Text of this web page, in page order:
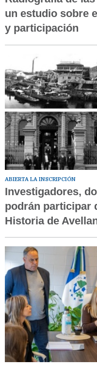
un estudio sobre
y participación
ABIERTA LA INSCRIPCIÓN
Investigadores,
podrán participar
Historia de